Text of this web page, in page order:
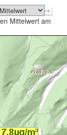
Mittelwert am